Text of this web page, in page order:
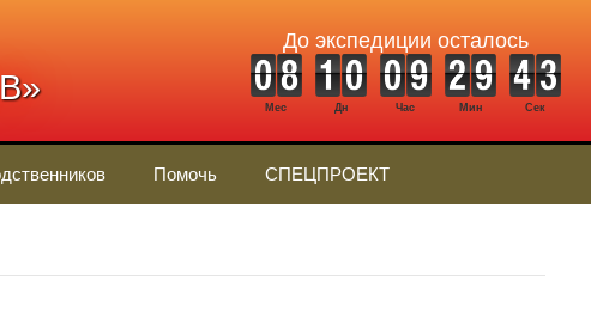
До экспедиции осталось
Мес Дн Час Мин Сек
Помочь СПЕЦПРОЕКТ